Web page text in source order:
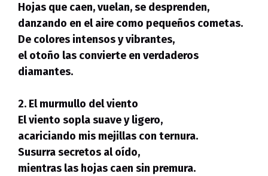
Hojas que caen, vuelan, se desprenden,
danzando en el aire como pequeños cometas.
De colores intensos y vibrantes,
el otoño las convierte en verdaderos
diamantes.
2. El murmullo del viento
El viento sopla suave y ligero,
acariciando mis mejillas con ternura.
Susurra secretos al oído,
mientras las hojas caen sin premura.